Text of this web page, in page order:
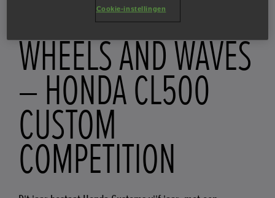
WHEELS AND WAVES
– HONDA CL500
CUSTOM
COMPETITION
Cookie-instellingen